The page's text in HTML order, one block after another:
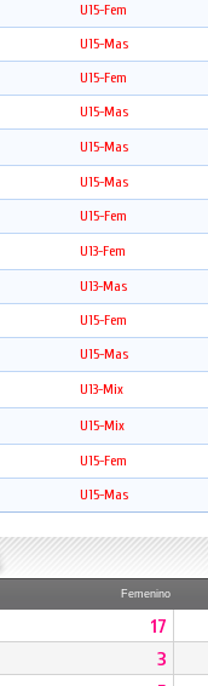
U15-Fem
U15-Mas
U15-Fem
U15-Mas
U15-Mas
U15-Mas
U15-Fem
U13-Fem
U13-Mas
U15-Fem
U15-Mas
U13-Mix
U15-Mix
U15-Fem
U15-Mas
Femenino
17
3